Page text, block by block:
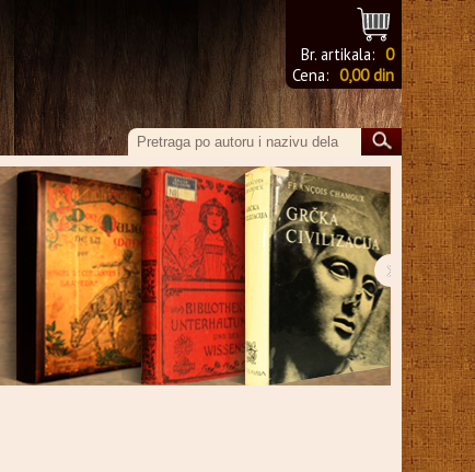
Br. artikala: 0
Cena: 0,00 din
›